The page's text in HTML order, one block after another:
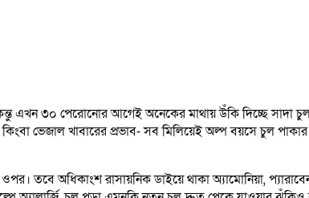
এখন ৩০ পেরোনোর আগেই অনেকের মাথায় উঁকি দিচ্ছে সাদা
ভেজাল খাবারের প্রভাব- সব মিলিয়েই অল্প বয়সে চুল
তবে অধিকাংশ রাসায়নিক ডাইয়ে থাকা অ্যামোনিয়া,